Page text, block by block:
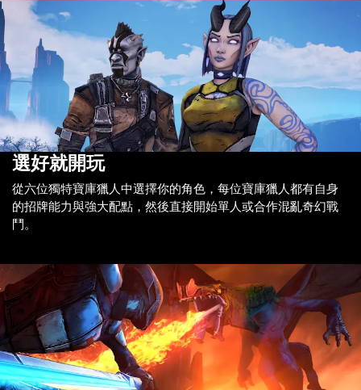
選好就開玩
從六位獨特寶庫獵人中選擇你的角色，每位寶庫獵人都有自身
的招牌能力與強大配點，然後直接開始單人或合作混亂奇幻戰
鬥。